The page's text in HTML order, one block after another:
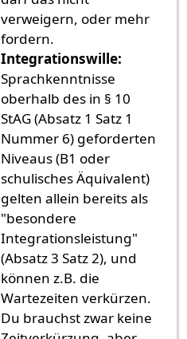
verweigern, oder mehr
fordern.
Integrationswille:
Sprachkenntnisse
oberhalb des in § 10
StAG (Absatz 1 Satz 1
Nummer 6) geforderten
Niveaus (B1 oder
schulisches Äquivalent)
gelten allein bereits als
"besondere
Integrationsleistung"
(Absatz 3 Satz 2), und
können z.B. die
Wartezeiten verkürzen.
Du brauchst zwar keine